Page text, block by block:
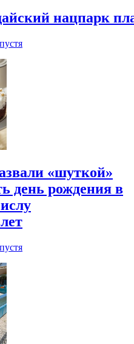
нацпарк
«шуткой»
день рождения в